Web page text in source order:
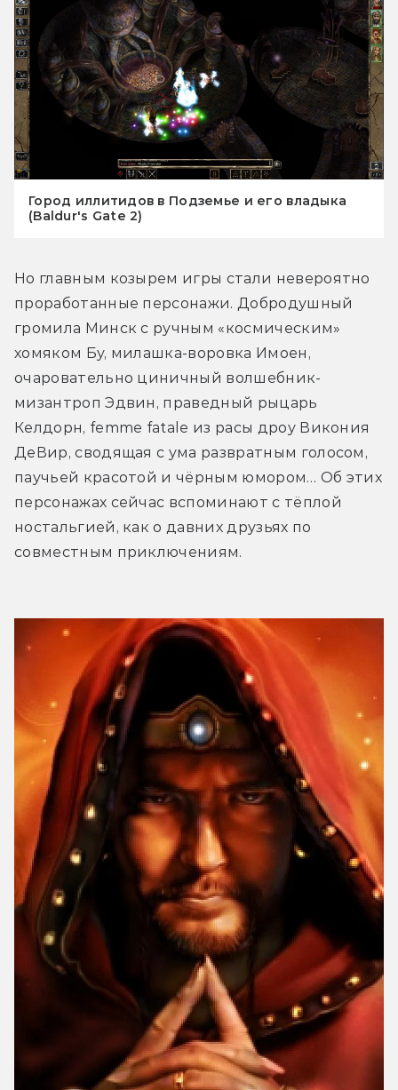
Город иллитидов в Подземье и его владыка
(Baldur's Gate 2)
Но главным козырем игры стали невероятно
проработанные персонажи. Добродушный
громила Минск с ручным «космическим»
хомяком Бу, милашка-воровка Имоен,
очаровательно циничный волшебник-
мизантроп Эдвин, праведный рыцарь
Келдорн, femme fatale из расы дроу Викония
ДеВир, сводящая с ума развратным голосом,
паучьей красотой и чёрным юмором… Об этих
персонажах сейчас вспоминают с тёплой
ностальгией, как о давних друзьях по
совместным приключениям.